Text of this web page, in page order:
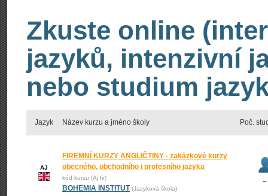
Zkuste online
jazyků, intenzivní
nebo studium
Jazyk Název kurzu a jméno školy Poč.
AJ
FIREMNÍ KURZY ANGLIČTINY - zakázkové kurzy
obecného, obchodního i profesního jazyka
kód kurzu (Aj fir)
BOHEMIA INSTITUT (Jazyková škola)
–